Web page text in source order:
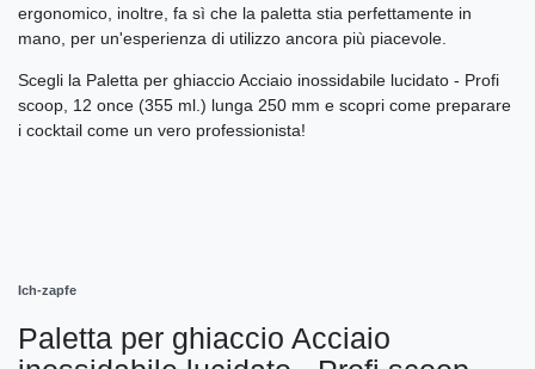
ergonomico, inoltre, fa sì che la paletta stia perfettamente in
mano, per un'esperienza di utilizzo ancora più piacevole.
Scegli la Paletta per ghiaccio Acciaio inossidabile lucidato - Profi
scoop, 12 once (355 ml.) lunga 250 mm e scopri come preparare
i cocktail come un vero professionista!
Ich-zapfe
Paletta per ghiaccio Acciaio